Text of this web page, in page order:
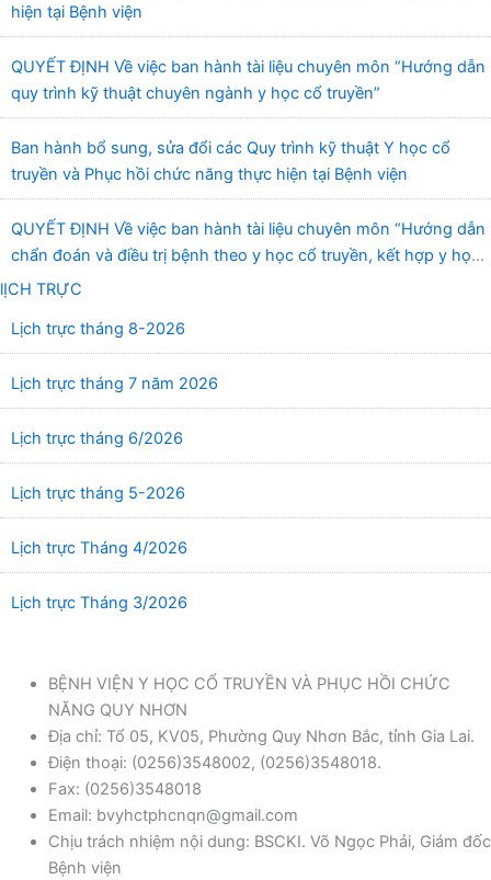
hiện tại Bệnh viện
QUYẾT ĐỊNH Về việc ban hành tài liệu chuyên môn “Hướng dẫn
quy trình kỹ thuật chuyên ngành y học cổ truyền”
Ban hành bổ sung, sửa đổi các Quy trình kỹ thuật Y học cổ
truyền và Phục hồi chức năng thực hiện tại Bệnh viện
QUYẾT ĐỊNH Về việc ban hành tài liệu chuyên môn “Hướng dẫn
chẩn đoán và điều trị bệnh theo y học cổ truyền, kết hợp y học
cổ truyền với y học hiện đại”
lỊCH TRỰC
Lịch trực tháng 8-2026
Lịch trực tháng 7 năm 2026
Lịch trực tháng 6/2026
Lịch trực tháng 5-2026
Lịch trực Tháng 4/2026
Lịch trực Tháng 3/2026
BỆNH VIỆN Y HỌC CỔ TRUYỀN VÀ PHỤC HỒI CHỨC
NĂNG QUY NHƠN
Địa chỉ: Tổ 05, KV05, Phường Quy Nhơn Bắc, tỉnh Gia Lai.
Điện thoại: (0256)3548002, (0256)3548018.
Fax: (0256)3548018
Email: bvyhctphcnqn@gmail.com
Chịu trách nhiệm nội dung: BSCKI. Võ Ngọc Phải, Giám đốc
Bệnh viện